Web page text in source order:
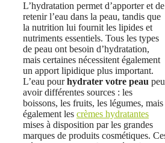
L’hydratation permet d’apporter et de
retenir l’eau dans la peau, tandis que
la nutrition lui fournit les lipides et
nutriments essentiels. Tous les types
de peau ont besoin d’hydratation,
mais certaines nécessitent également
un apport lipidique plus important.
L’eau pourhydrater votre peau
avoir différentes sources : les
boissons, les fruits, les légumes, mais
également les crèmes hydratantes
mises à disposition par les grandes
marques de produits cosmétiques.